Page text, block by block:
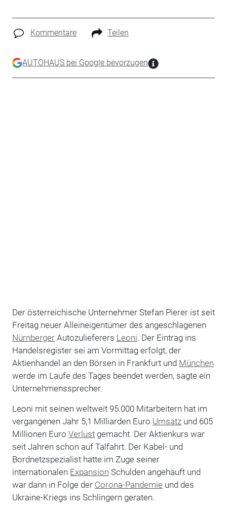
Kommentare Teilen
AUTOHAUS bei Google bevorzugen
Der österreichische Unternehmer Stefan Pierer ist seit
Freitag neuer Alleineigentümer des angeschlagenen
NürnbergerAutozulieferers Leoni. Der Eintrag ins
Handelsregister sei am Vormittag erfolgt, der
Aktienhandel an den Börsen in Frankfurt und München
werde im Laufe des Tages beendet werden, sagte ein
Unternehmenssprecher.
Leoni mit seinen weltweit 95.000 Mitarbeitern hat im
vergangenen Jahr 5,1 Milliarden Euro Umsatzund 605
Millionen Euro Verlustgemacht. Der Aktienkurs war
seit Jahren schon auf Talfahrt. Der Kabel- und
Bordnetzspezialist hatte im Zuge seiner
internationalen Expansion Schulden angehäuft und
war dann in Folge der Corona-Pandemie und des
Ukraine-Kriegs ins Schlingern geraten.